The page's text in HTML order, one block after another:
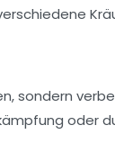
sondern
oder